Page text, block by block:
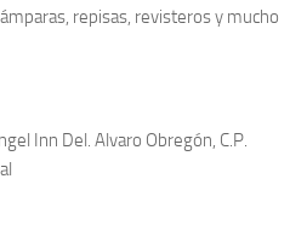
repisas, revisteros y mucho
Inn Del. Alvaro Obregón, C.P.